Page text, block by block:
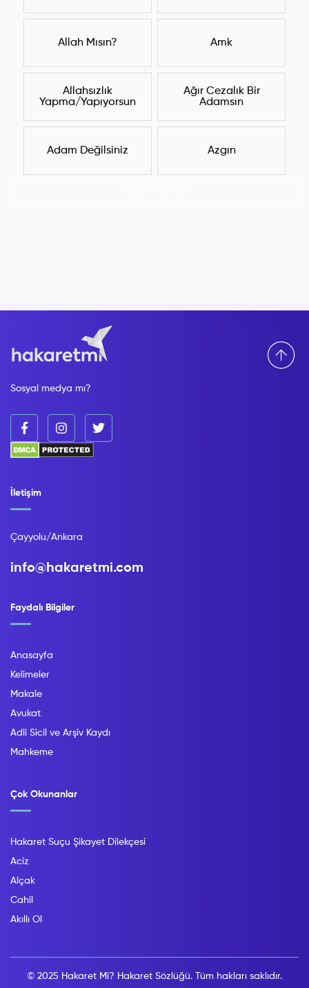
Allah Mısın? Amk
Allahsızlık
Yapma/Yapıyorsun
Ağır Cezalık Bir
Adamsın
Adam Değilsiniz Azgın
Sosyal medya mı?
Faydalı Bilgiler
Anasayfa
Kelimeler
Makale
Avukat
Adli Sicil ve Arşiv Kaydı
Mahkeme
Çok Okunanlar
Hakaret Suçu Şikayet Dilekçesi
Aciz
Alçak
Cahil
Akıllı Ol
İletişim
Çayyolu/Ankara
info@hakaretmi.com
© 2025 Hakaret Mi? Hakaret Sözlüğü. Tüm hakları saklıdır.